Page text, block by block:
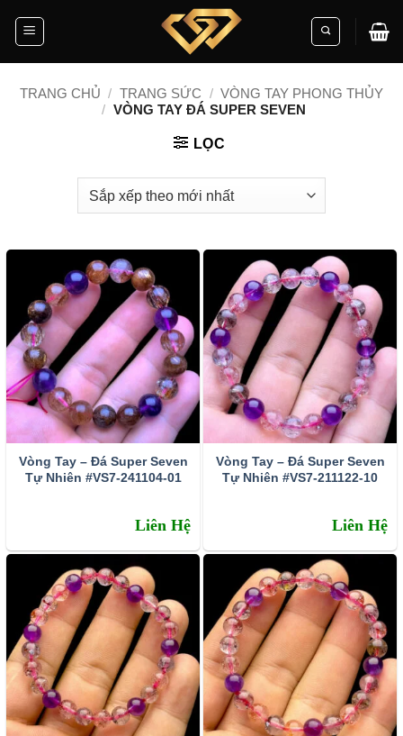
TRANG CHỦ / TRANG SỨC / VÒNG TAY PHONG THỦY
/ VÒNG TAY ĐÁ SUPER SEVEN
LỌC
Vòng Tay – Đá Super Seven
Tự Nhiên #VS7-241104-01
Liên Hệ
Vòng Tay – Đá Super Seven
Tự Nhiên #VS7-211122-10
Liên Hệ